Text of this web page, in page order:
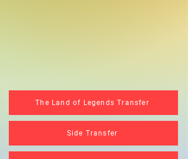
The Land of Legends Transfer
Side Transfer